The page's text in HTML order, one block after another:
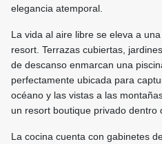
elegancia atemporal.
La vida al aire libre se eleva a
resort. Terrazas cubiertas,
de descanso enmarcan una
perfectamente ubicada para
océano y las vistas a las
un resort boutique privado dentro
La cocina cuenta con gabinetes